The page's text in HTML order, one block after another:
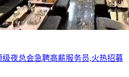
级夜总会急聘高薪服务员,火热招募